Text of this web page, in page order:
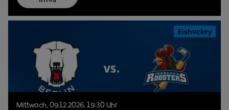
Eishockey
Mittwoch,09.12.2026,19:30 Uhr